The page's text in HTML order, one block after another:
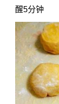
醒5分钟